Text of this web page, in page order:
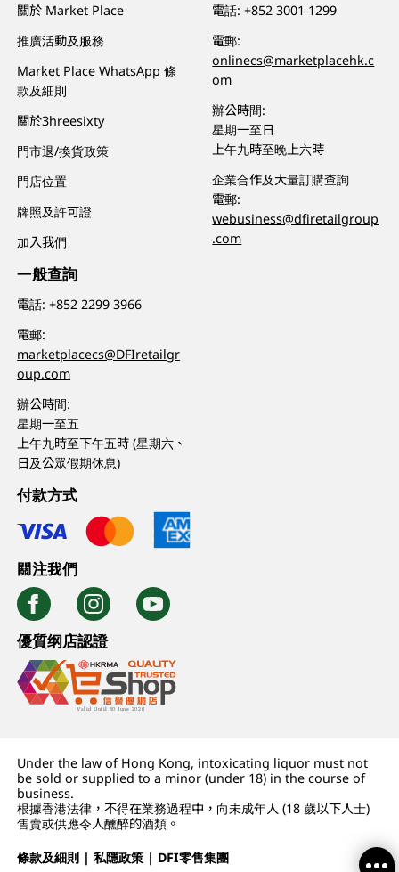
關於 Market Place
推廣活動及服務
Market Place WhatsApp 條
款及細則
關於3hreesixty
門市退/換貨政策
門店位置
牌照及許可證
加入我們
一般查詢
電話:+852 2299 3966
電郵:
marketplacecs@DFIretailgr
oup.com
辦公時間:
星期一至五
上午九時至下午五時 (星期六、
日及公眾假期休息)
電話:+852 3001 1299
電郵:
onlinecs@marketplacehk.c
om
辦公時間:
星期一至日
上午九時至晚上六時
企業合作及大量訂購查詢
電郵:
webusiness@dfiretailgroup
.com
付款方式
關注我們
優質纲店認證
Under the law of Hong Kong, intoxicating liquor must not
be sold or supplied to a minor (under 18) in the course of
business.
根據香港法律，不得在業務過程中，向未成年人 (18 歲以下人士)
售賣或供應令人醺醉的酒類。
條款及細則 |私隱政策 | DFI零售集團